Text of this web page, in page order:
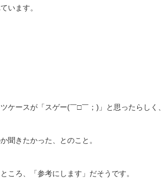
います。
ケースが「スゲー(￣□￣；)」と思ったらしく、
聞きたかった、とのこと。
ころ、「参考にします」だそうです。